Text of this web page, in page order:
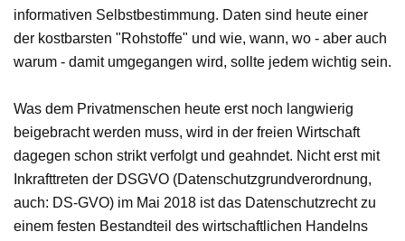
informativen Selbstbestimmung. Daten sind heute einer
der kostbarsten "Rohstoffe" und wie, wann, wo - aber auch
warum - damit umgegangen wird, sollte jedem wichtig sein.
Was dem Privatmenschen heute erst noch langwierig
beigebracht werden muss, wird in der freien Wirtschaft
dagegen schon strikt verfolgt und geahndet. Nicht erst mit
Inkrafttreten der DSGVO (Datenschutzgrundverordnung,
auch: DS-GVO) im Mai 2018 ist das Datenschutzrecht zu
einem festen Bestandteil des wirtschaftlichen Handelns